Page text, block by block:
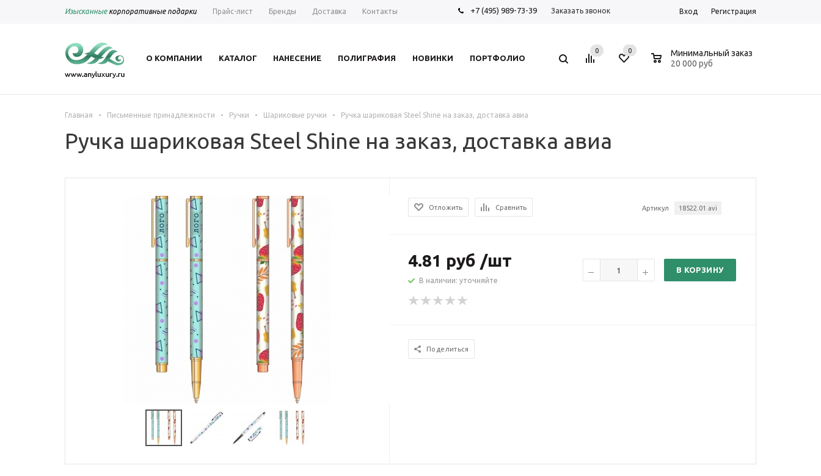
Изысканныекорпоративные подарки Прайс-лист Бренды Доставка Контакты +7 (495) 989-73-39 Заказать звонок Вход Регистрация
О КОМПАНИИ КАТАЛОГ НАНЕСЕНИЕ ПОЛИГРАФИЯ НОВИНКИ ПОРТФОЛИО
0 0
Минимальный заказ
20 000 руб
Главная - Письменные принадлежности - Ручки - Шариковые ручки - Ручка шариковая Steel Shine на заказ, доставка авиа
Ручка шариковая Steel Shine на заказ, доставка авиа
Артикул 18522.01.avi
Отложить Сравнить
4.81 руб /шт
В наличии: уточняйте
В КОРЗИНУ
Поделиться